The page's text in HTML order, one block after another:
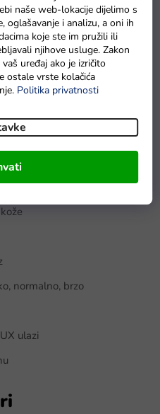
naše web-lokacije dijelimo s
oglašavanje i analizu, a oni ih
koje ste im pružili ili
njihove usluge. Zakon
uređaj ako je izričito
ostale vrste kolačića
Politika privatnosti
o opterećenju vozila i vrsti
noge s papučice gasa
normalno, brzo
ulazi